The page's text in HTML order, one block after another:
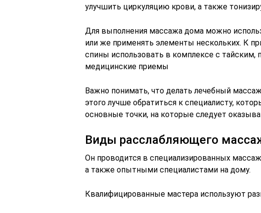
улучшить циркуляцию крови, а также
Для выполнения массажа дома можно
или же применять элементы нескольких. К
спины использовать в комплексе с
медицинские приемы
Важно понимать, что делать лечебный
этого лучше обратиться к специалисту,
основные точки, на которые следует
Виды расслабляющего
Он проводится в специализированных
а также опытными специалистами на дому.
Квалифицированные мастера используют